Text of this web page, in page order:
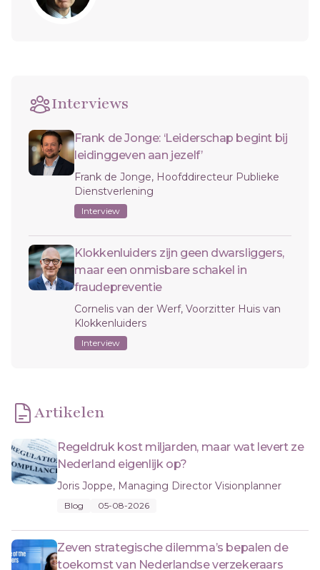
Interviews
Frank de Jonge: ‘Leiderschap begint bij
leidinggeven aan jezelf’
Frank de Jonge, Hoofddirecteur Publieke
Dienstverlening
Interview
Klokkenluiders zijn geen dwarsliggers,
maar een onmisbare schakel in
fraudepreventie
Cornelis van der Werf, Voorzitter Huis van
Klokkenluiders
Interview
Artikelen
Regeldruk kost miljarden, maar wat levert ze
Nederland eigenlijk op?
Joris Joppe, Managing Director Visionplanner
Blog 05-08-2026
Zeven strategische dilemma’s bepalen de
toekomst van Nederlandse verzekeraars